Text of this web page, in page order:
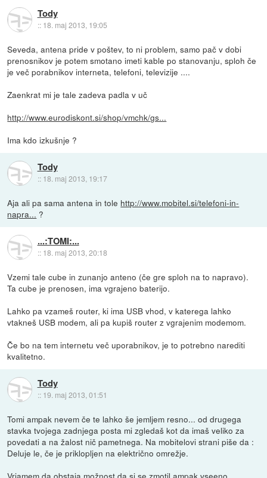
Tody
:: 18. maj 2013, 19:05
Seveda, antena pride v poštev, to ni problem, samo pač v dobi
prenosnikov je potem smotano imeti kable po stanovanju, sploh če
je več porabnikov interneta, telefoni, televizije ....
Zaenkrat mi je tale zadeva padla v uč
http://www.eurodiskont.si/shop/vmchk/gs...
Ima kdo izkušnje ?
Tody
:: 18. maj 2013, 19:17
Aja ali pa sama antena in tole http://www.mobitel.si/telefoni-in-
napra... ?
...:TOMI:...
:: 18. maj 2013, 20:18
Vzemi tale cube in zunanjo anteno (če gre sploh na to napravo).
Ta cube je prenosen, ima vgrajeno baterijo.
Lahko pa vzameš router, ki ima USB vhod, v katerega lahko
vtakneš USB modem, ali pa kupiš router z vgrajenim modemom.
Če bo na tem internetu več uporabnikov, je to potrebno narediti
kvalitetno.
Tody
:: 19. maj 2013, 01:51
Tomi ampak nevem če te lahko še jemljem resno... od drugega
stavka tvojega zadnjega posta mi zgledaš kot da imaš veliko za
povedati a na žalost nič pametnega. Na mobitelovi strani piše da :
Deluje le, če je priklopljen na električno omrežje.